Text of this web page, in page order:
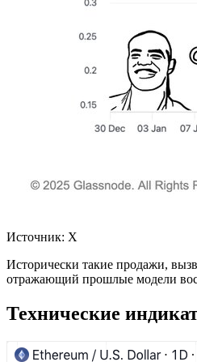
Источник: Х
Исторически такие продажи,
отражающий прошлые модели
Технические